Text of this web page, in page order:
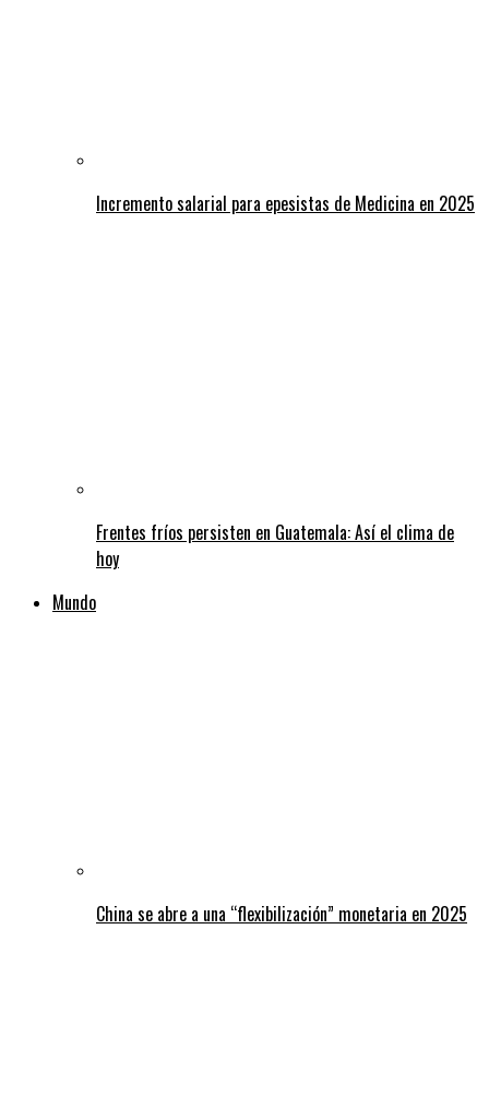
Incremento salarial para epesistas de Medicina en 2025
Frentes fríos persisten en Guatemala: Así el clima de
hoy
Mundo
China se abre a una “flexibilización” monetaria en 2025